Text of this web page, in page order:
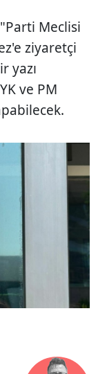
Meclisi
ziyaretçi
yazı
ve PM